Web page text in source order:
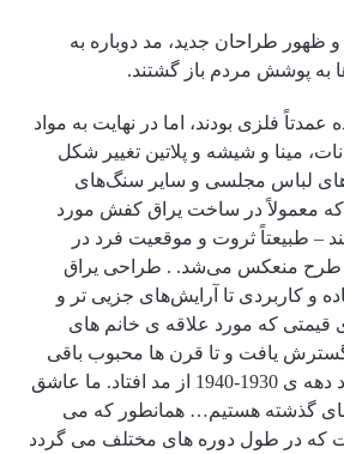
طراحان جدید، مد دوباره به
به پوشش مردم باز گشتند.
عمدتاً فلزی بودند، اما در نهایت به مواد
مینا و شیشه و پلاتین تغییر شکل
های لباس مجلسی و سایر سنگ‌های
که معمولاً در ساخت یراق کفش مورد
– طبیعتاً ثروت و موقعیت فرد در
طرح منعکس می‌شد. . طراحی یراق
و کاربردی تا آرایش‌های جزیی تر و
قیمتی که مورد علاقه ی خانم ‌های
یافت و تا قرن ها محبوب باقی
ماند. در نهایت در حدود دهه ی 1930-1940 از مد افتاد. ما عاشق
گذشته هستیم… همانطور که می
که در طول دوره های مختلف می گردد